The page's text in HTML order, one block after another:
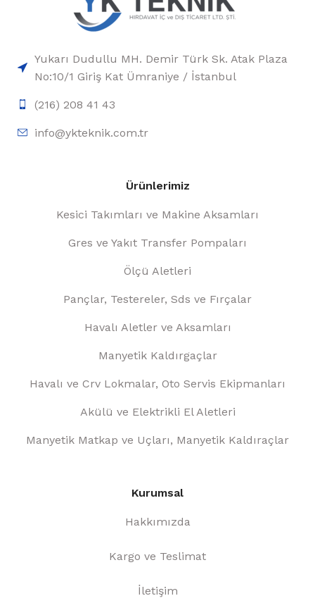
Yukarı Dudullu MH. Demir Türk Sk. Atak Plaza
No:10/1 Giriş Kat Ümraniye / İstanbul
(216) 208 41 43
info@ykteknik.com.tr
Ürünlerimiz
Kesici Takımları ve Makine Aksamları
Gres ve Yakıt Transfer Pompaları
Ölçü Aletleri
Pançlar, Testereler, Sds ve Fırçalar
Havalı Aletler ve Aksamları
Manyetik Kaldırgaçlar
Havalı ve Crv Lokmalar, Oto Servis Ekipmanları
Akülü ve Elektrikli El Aletleri
Manyetik Matkap ve Uçları, Manyetik Kaldıraçlar
Kurumsal
Hakkımızda
Kargo ve Teslimat
İletişim